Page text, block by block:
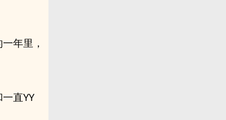
年里，
直YY